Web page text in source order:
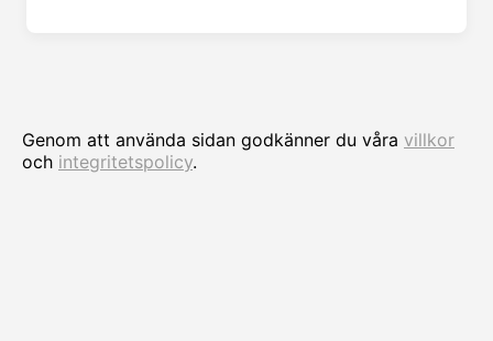
Genom att använda sidan godkänner du våra villkor
och integritetspolicy.